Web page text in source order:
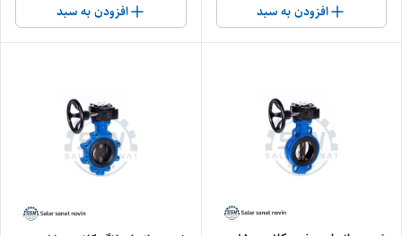
افزودن به سبد افزودن به سبد